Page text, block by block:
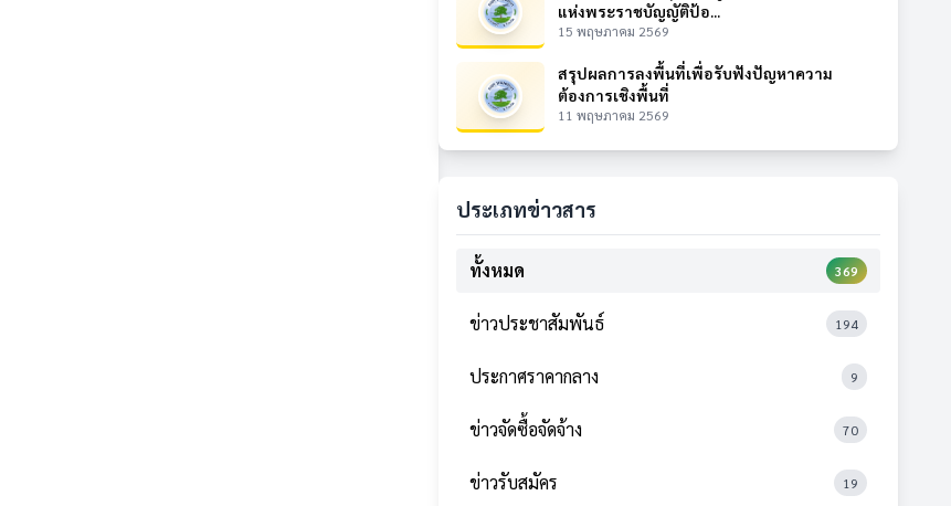
แห่งพระราชบัญญัติป้อ...
15 พฤษภาคม 2569
สรุปผลการลงพื้นที่เพื่อรับฟังปัญหาความ
ต้องการเชิงพื้นที่
11 พฤษภาคม 2569
ประเภทข่าวสาร
ทั้งหมด 369
ข่าวประชาสัมพันธ์ 194
ประกาศราคากลาง 9
ข่าวจัดซื้อจัดจ้าง 70
ข่าวรับสมัคร 19